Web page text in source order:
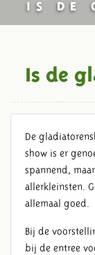
IS DE
Is de
De
show is er
spannend,
allerkleinsten.
allemaal goed.
Bij de
bij de entree